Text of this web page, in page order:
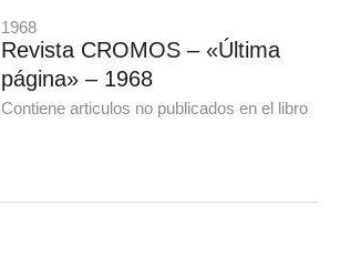
1968
Revista CROMOS – «Última
página» – 1968
Contiene articulos no publicados en el libro